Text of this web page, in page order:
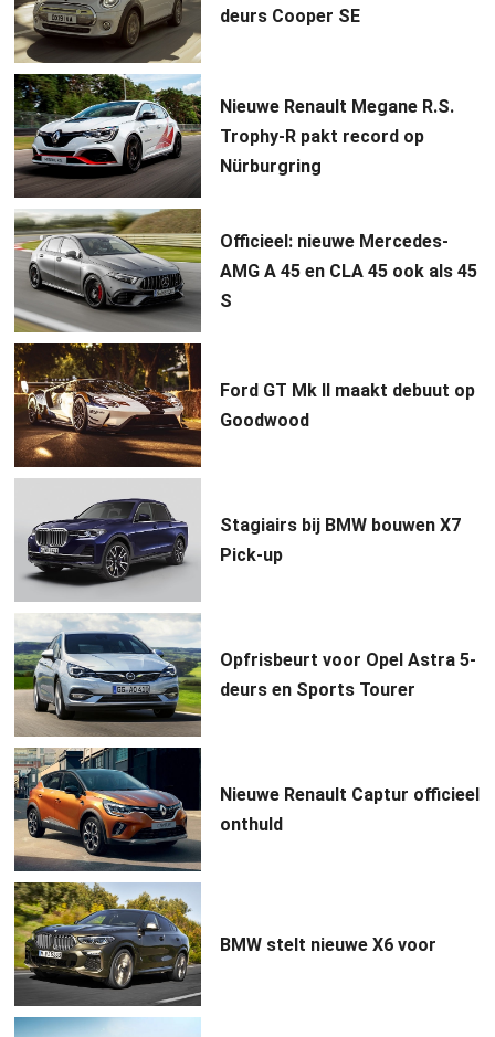
deurs Cooper SE
Nieuwe Renault Megane R.S.
Trophy-R pakt record op
Nürburgring
Officieel: nieuwe Mercedes-
AMG A 45 en CLA 45 ook als 45
S
Ford GT Mk II maakt debuut op
Goodwood
Stagiairs bij BMW bouwen X7
Pick-up
Opfrisbeurt voor Opel Astra 5-
deurs en Sports Tourer
Nieuwe Renault Captur officieel
onthuld
BMW stelt nieuwe X6 voor